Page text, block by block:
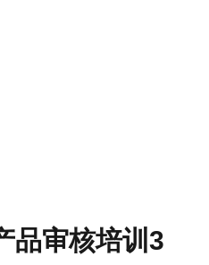
品审核培训3